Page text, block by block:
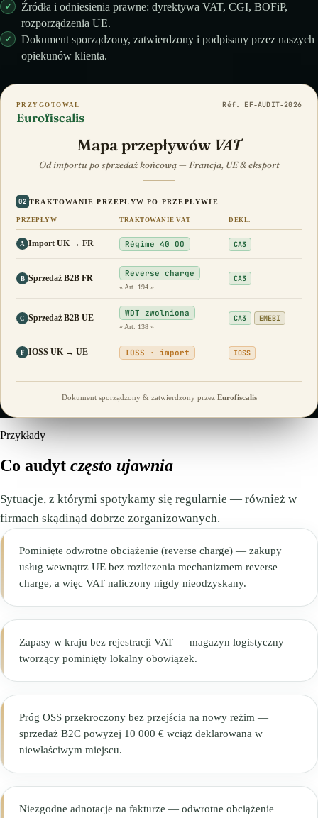
Źródła i odniesienia prawne: dyrektywa VAT, CGI, BOFiP,
rozporządzenia UE.
Dokument sporządzony, zatwierdzony i podpisany przez naszych
opiekunów klienta.
PRZYGOTOWAŁ
Eurofiscalis
Réf. EF‑AUDIT‑2026
Mapa przepływów VAT
Od importu po sprzedaż końcową — Francja, UE & eksport
02 TRAKTOWANIE PRZEPŁYW PO PRZEPŁYWIE
PRZEPŁYW TRAKTOWANIE VAT DEKL.
A Import UK → FR Régime 40 00 CA3
B Sprzedaż B2B FR Reverse charge
« Art. 194 »
CA3
C Sprzedaż B2B UE WDT zwolniona
« Art. 138 »
CA3 EMEBI
F IOSS UK → UE IOSS · import IOSS
Dokument sporządzony & zatwierdzony przez Eurofiscalis
Przykłady
Co audyt często ujawnia
Sytuacje, z którymi spotykamy się regularnie — również w
firmach skądinąd dobrze zorganizowanych.
Pominięte odwrotne obciążenie (reverse charge) — zakupy
usług wewnątrz UE bez rozliczenia mechanizmem reverse
charge, a więc VAT naliczony nigdy nieodzyskany.
Zapasy w kraju bez rejestracji VAT — magazyn logistyczny
tworzący pominięty lokalny obowiązek.
Próg OSS przekroczony bez przejścia na nowy reżim —
sprzedaż B2C powyżej 10 000 € wciąż deklarowana w
niewłaściwym miejscu.
Niezgodne adnotacje na fakturze — odwrotne obciążenie